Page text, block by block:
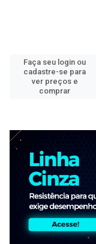
Faça seu login ou
cadastre-se para
ver preços e
comprar